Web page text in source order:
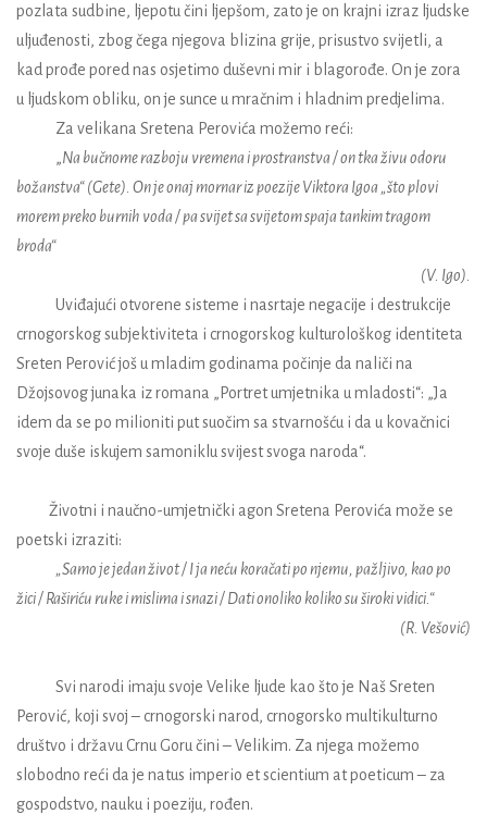
pozlata sudbine, ljepotu čini ljepšom, zato je on krajni izraz ljudske
uljuđenosti, zbog čega njegova blizina grije, prisustvo svijetli, a
kad prođe pored nas osjetimo duševni mir i blagorođe. On je zora
u ljudskom obliku, on je sunce u mračnim i hladnim predjelima.
Za velikana Sretena Perovića možemo reći:
„Na bučnome razboju vremena i prostranstva / on tka živu odoru
božanstva“ (Gete). On je onaj mornar iz poezije Viktora Igoa „što plovi
morem preko burnih voda / pa svijet sa svijetom spaja tankim tragom
broda“
(V. Igo).
Uviđajući otvorene sisteme i nasrtaje negacije i destrukcije
crnogorskog subjektiviteta i crnogorskog kulturološkog identiteta
Sreten Perović još u mladim godinama počinje da naliči na
Džojsovog junaka iz romana „Portret umjetnika u mladosti“: „Ja
idem da se po milioniti put suočim sa stvarnošću i da u kovačnici
svoje duše iskujem samoniklu svijest svoga naroda“.
Životni i naučno-umjetnički agon Sretena Perovića može se
poetski izraziti:
„Samo je jedan život / I ja neću koračati po njemu, pažljivo, kao po
žici / Raširiću ruke i mislima i snazi / Dati onoliko koliko su široki vidici.“
(R. Vešović)
Svi narodi imaju svoje Velike ljude kao što je Naš Sreten
Perović, koji svoj – crnogorski narod, crnogorsko multikulturno
društvo i državu Crnu Goru čini – Velikim. Za njega možemo
slobodno reći da je natus imperio et scientium at poeticum – za
gospodstvo, nauku i poeziju, rođen.